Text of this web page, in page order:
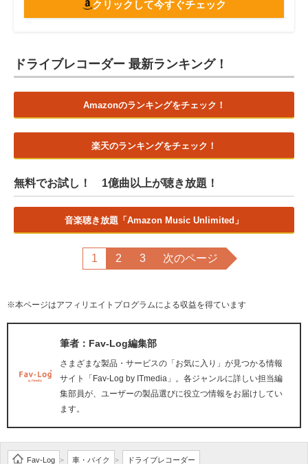
クリックして今すぐチェック
ドライブレコーダー 最新ランキング！
Amazonのランキングをチェック！
楽天のランキングをチェック！
無料でお試し！ 1億曲以上が聴き放題！
音楽聴き放題「Amazon Music Unlimited」
1 2 3 次のページ
※本ページはアフィリエイトプログラムによる収益を得ています
筆者：Fav-Log編集部
さまざまな製品・サービスの「お気に入り」が見つかる情報
サイト「Fav-Log by ITmedia」。各ジャンルに詳しい担当編
集部員が、ユーザーの製品選びに役立つ情報をお届けしてい
ます。
Fav-Log > 車・バイク > ドライブレコーダー